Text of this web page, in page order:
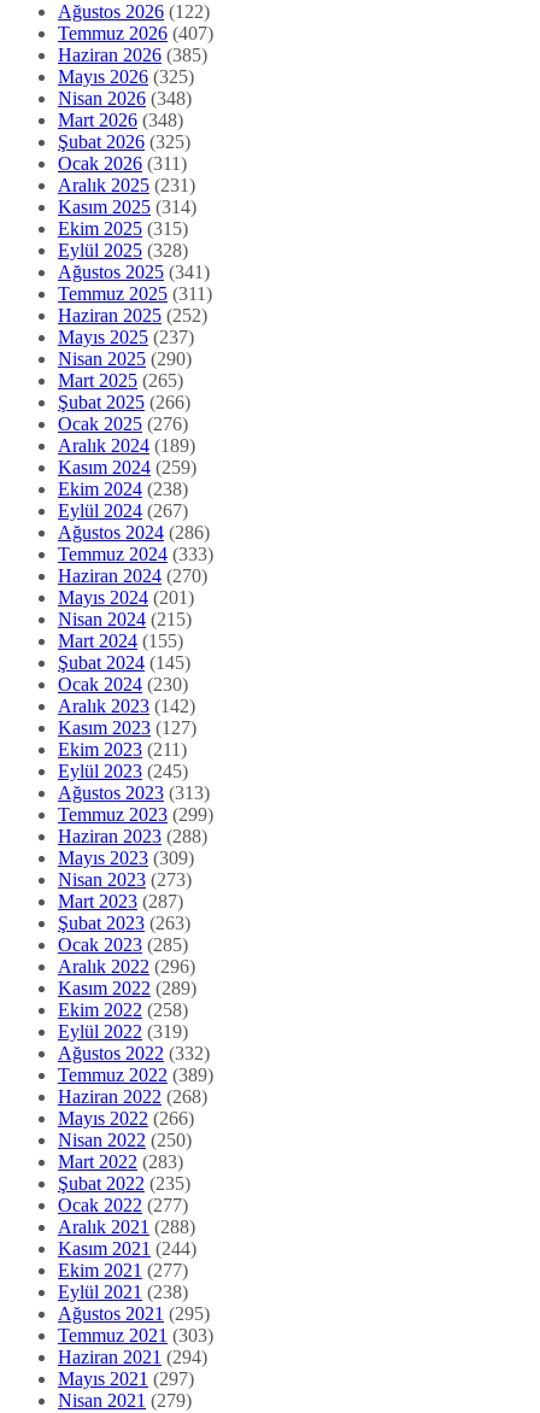
Ağustos 2026 (122)
Temmuz 2026 (407)
Haziran 2026 (385)
Mayıs 2026 (325)
Nisan 2026 (348)
Mart 2026 (348)
Şubat 2026 (325)
Ocak 2026 (311)
Aralık 2025 (231)
Kasım 2025 (314)
Ekim 2025 (315)
Eylül 2025 (328)
Ağustos 2025 (341)
Temmuz 2025 (311)
Haziran 2025 (252)
Mayıs 2025 (237)
Nisan 2025 (290)
Mart 2025 (265)
Şubat 2025 (266)
Ocak 2025 (276)
Aralık 2024 (189)
Kasım 2024 (259)
Ekim 2024 (238)
Eylül 2024 (267)
Ağustos 2024 (286)
Temmuz 2024 (333)
Haziran 2024 (270)
Mayıs 2024 (201)
Nisan 2024 (215)
Mart 2024 (155)
Şubat 2024 (145)
Ocak 2024 (230)
Aralık 2023 (142)
Kasım 2023 (127)
Ekim 2023 (211)
Eylül 2023 (245)
Ağustos 2023 (313)
Temmuz 2023 (299)
Haziran 2023 (288)
Mayıs 2023 (309)
Nisan 2023 (273)
Mart 2023 (287)
Şubat 2023 (263)
Ocak 2023 (285)
Aralık 2022 (296)
Kasım 2022 (289)
Ekim 2022 (258)
Eylül 2022 (319)
Ağustos 2022 (332)
Temmuz 2022 (389)
Haziran 2022 (268)
Mayıs 2022 (266)
Nisan 2022 (250)
Mart 2022 (283)
Şubat 2022 (235)
Ocak 2022 (277)
Aralık 2021 (288)
Kasım 2021 (244)
Ekim 2021 (277)
Eylül 2021 (238)
Ağustos 2021 (295)
Temmuz 2021 (303)
Haziran 2021 (294)
Mayıs 2021 (297)
Nisan 2021 (279)